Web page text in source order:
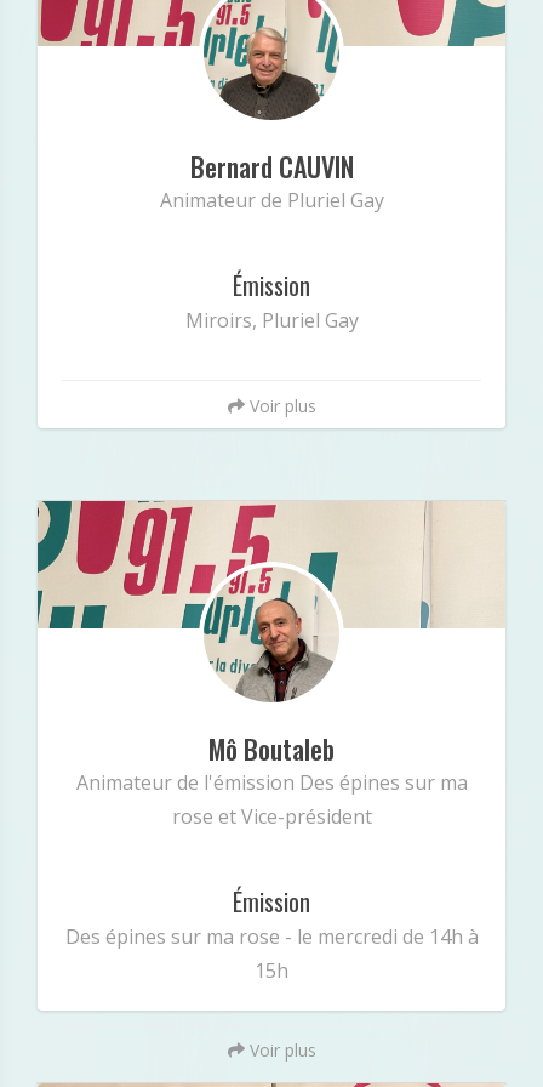
Bernard CAUVIN
Animateur de Pluriel Gay
Émission
Miroirs, Pluriel Gay
Voir plus
Minibio
« Secrétaire de Radio Pluriel. Animateur de
Mô Boutaleb
Animateur de l'émission Des épines sur ma
rose et Vice-président
Émission
Des épines sur ma rose - le mercredi de 14h à
15h
Voir plus
Mô Boutaleb
: Undefined index: intagram in
/var/www/vhosts/radiopluriel.fr/public_html/equipe.
php
on line
147